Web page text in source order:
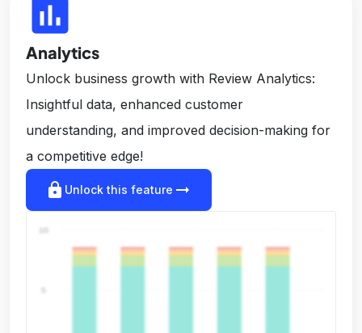
insert_chart
Analytics
Unlock business growth with Review Analytics:
Insightful data, enhanced customer
understanding, and improved decision-making for
a competitive edge!
lock Unlock this feature arrow_right_alt